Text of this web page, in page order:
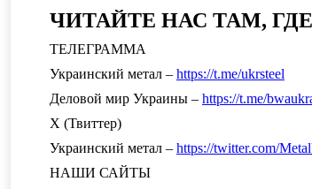
ЧИТАЙТЕ НАС ТАМ,
ТЕЛЕГРАММА
Украинский метал – https://t.me/ukrsteel
Деловой мир Украины – https://t.me/
Х (Твиттер)
Украинский метал – https://twitter.com/
НАШИ САЙТЫ